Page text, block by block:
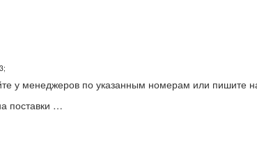
3;
у менеджеров по указанным номерам или пишите
поставки …